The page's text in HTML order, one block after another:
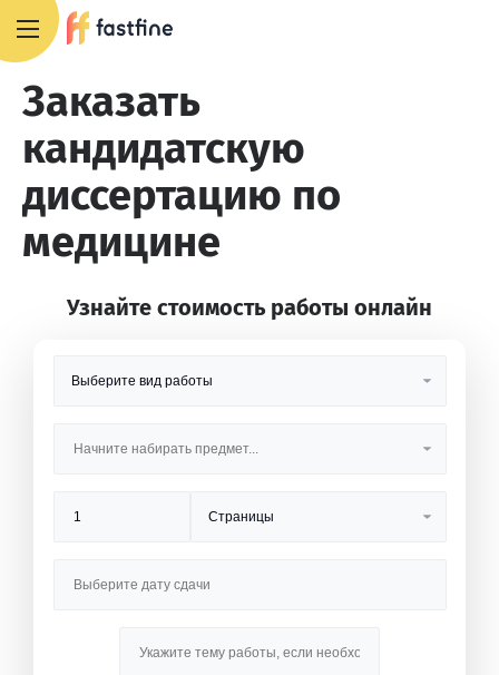
Заказать
кандидатскую
диссертацию по
медицине
Узнайте стоимость работы онлайн